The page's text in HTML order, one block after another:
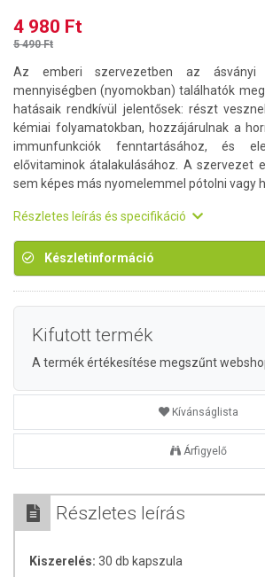
4 980 Ft
5 490 Ft
Az emberi szervezetben az ásványi
mennyiségben (nyomokban) találhatók
hatásaik rendkívül jelentősek: részt
kémiai folyamatokban, hozzájárulnak a
immunfunkciók fenntartásához, és
elővitaminok átalakulásához. A szervezet
sem képes más nyomelemmel pótolni vagy
Részletes leírás és specifikáció
Készletinformáció
Kifutott termék
A termék értékesítése megszűnt
Kívánságlista
Árfigyelő
Részletes leírás
Kiszerelés: 30 db kapszula